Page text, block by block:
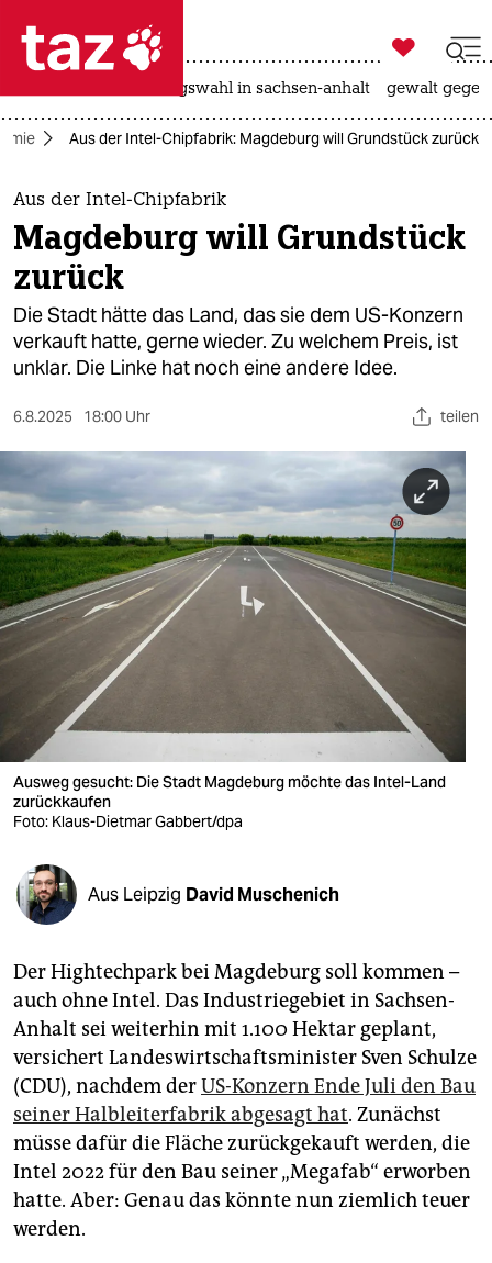
 taz zahl ich
taz zahl ich
themen
politik
öko
gesellschaft
sport
berlin
nord
wahrheit
verlag
veranstaltungen
shop
fragen & hilfe
unterstützen
abo
epaper login

taz zahl ich
landtagswahl in sachsen-anhalt gewalt
Aus der Intel-Chipfabrik: Magdeburg will Grundstück zurück
Aus der Intel-Chipfabrik
Magdeburg will Grundstück
zurück
Die Stadt hätte das Land, das sie dem US-Konzern
verkauft hatte, gerne wieder. Zu welchem Preis, ist
unklar. Die Linke hat noch eine andere Idee.
6.8.2025 18:00 Uhr teilen
Ausweg gesucht: Die Stadt Magdeburg möchte das Intel-Land
zurückkaufen
Foto: Klaus-Dietmar Gabbert/dpa
Aus Leipzig David Muschenich
Der Hightechpark bei Magdeburg soll kommen –
auch ohne Intel. Das Industriegebiet in Sachsen-
Anhalt sei weiterhin mit 1.100 Hektar geplant,
versichert Landeswirtschaftsminister Sven Schulze
(CDU), nachdem derUS-Konzern Ende Juli den Bau
seiner Halbleiterfabrik abgesagt hat. Zunächst
müsse dafür die Fläche zurückgekauft werden, die
Intel 2022 für den Bau seiner „Megafab“ erworben
hatte. Aber: Genau das könnte nun ziemlich teuer
werden.